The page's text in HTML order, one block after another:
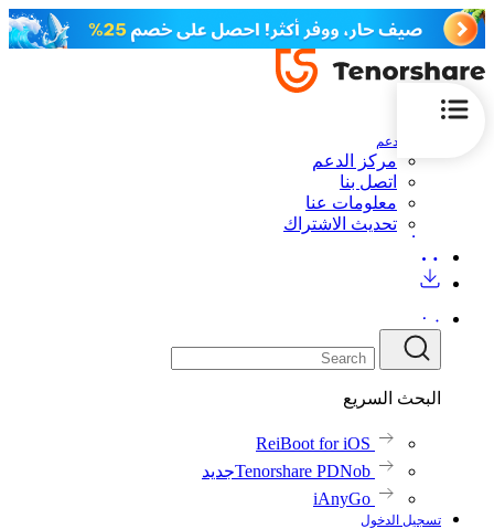
الدعم
مركز الدعم
اتصل بنا
معلومات عنا
تحديث الاشتراك
البحث السريع
ReiBoot for iOS
Tenorshare PDNobجديد
iAnyGo
تسجيل الدخول